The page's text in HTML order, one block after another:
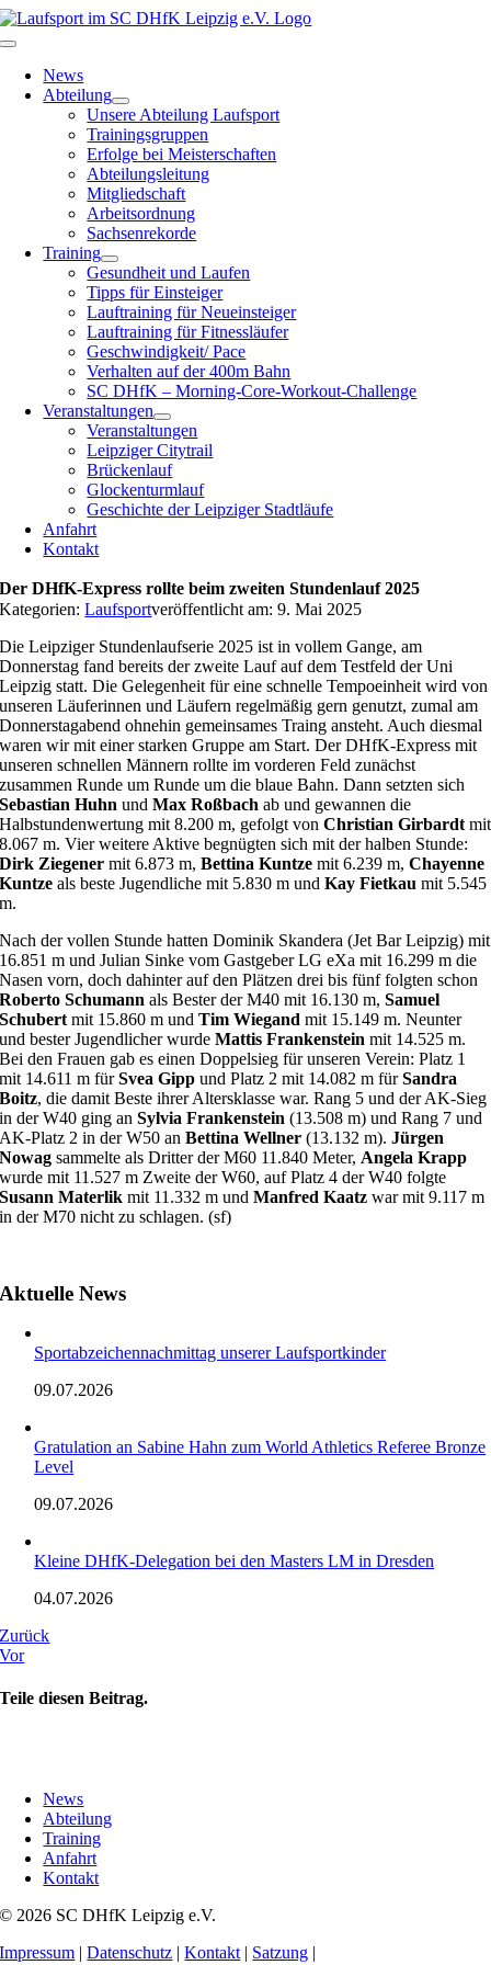
Zum
Inhalt
Toggle
Navigation
News
Abteilung
Unsere Abteilung Laufsport
Trainingsgruppen
Erfolge bei Meisterschaften
Abteilungsleitung
Mitgliedschaft
Arbeitsordnung
Sachsenrekorde
Training
Gesundheit und Laufen
Tipps für Einsteiger
Lauftraining für Neueinsteiger
Lauftraining für Fitnessläufer
Geschwindigkeit/ Pace
Verhalten auf der 400m Bahn
SC DHfK – Morning-Core-Workout-Challenge
Veranstaltungen
Veranstaltungen
Leipziger Citytrail
Brückenlauf
Glockenturmlauf
Geschichte der Leipziger Stadtläufe
Anfahrt
Kontakt
Der DHfK-Express rollte beim zweiten Stundenlauf 2025
Kategorien:Laufsportveröffentlicht am: 9. Mai 2025
Die Leipziger Stundenlaufserie 2025 ist in vollem Gange, am
Donnerstag fand bereits der zweite Lauf auf dem Testfeld der Uni
Leipzig statt. Die Gelegenheit für eine schnelle Tempoeinheit wird von
unseren Läuferinnen und Läufern regelmäßig gern genutzt, zumal am
Donnerstagabend ohnehin gemeinsames Traing ansteht. Auch diesmal
waren wir mit einer starken Gruppe am Start. Der DHfK-Express mit
unseren schnellen Männern rollte im vorderen Feld zunächst
zusammen Runde um Runde um die blaue Bahn. Dann setzten sich
Sebastian Huhn undMax Roßbach ab und gewannen die
Halbstundenwertung mit 8.200 m, gefolgt vonChristian Girbardt mit
8.067 m. Vier weitere Aktive begnügten sich mit der halben Stunde:
Dirk Ziegener mit 6.873 m,Bettina Kuntze mit 6.239 m,Chayenne
Kuntze als beste Jugendliche mit 5.830 m undKay Fietkau mit 5.545
m.
Nach der vollen Stunde hatten Dominik Skandera (Jet Bar Leipzig) mit
16.851 m und Julian Sinke vom Gastgeber LG eXa mit 16.299 m die
Nasen vorn, doch dahinter auf den Plätzen drei bis fünf folgten schon
Roberto Schumann als Bester der M40 mit 16.130 m,Samuel
Schubert mit 15.860 m undTim Wiegand mit 15.149 m. Neunter
und bester Jugendlicher wurdeMattis Frankenstein mit 14.525 m.
Bei den Frauen gab es einen Doppelsieg für unseren Verein: Platz 1
mit 14.611 m fürSvea Gipp und Platz 2 mit 14.082 m fürSandra
Boitz, die damit Beste ihrer Altersklasse war. Rang 5 und der AK-Sieg
in der W40 ging anSylvia Frankenstein (13.508 m) und Rang 7 und
AK-Platz 2 in der W50 anBettina Wellner (13.132 m).Jürgen
Nowag sammelte als Dritter der M60 11.840 Meter, Angela Krapp
wurde mit 11.527 m Zweite der W60, auf Platz 4 der W40 folgte
Susann Materlik mit 11.332 m undManfred Kaatz war mit 9.117 m
in der M70 nicht zu schlagen. (sf)
Aktuelle News
Sportabzeichennachmittag unserer Laufsportkinder
09.07.2026
Gratulation an Sabine Hahn zum World Athletics Referee Bronze
Level
09.07.2026
Kleine DHfK-Delegation bei den Masters LM in Dresden
04.07.2026
Zurück
Vor
Teile diesen Beitrag.
News
Abteilung
Training
Anfahrt
Kontakt
© 2026 SC DHfK Leipzig e.V.
Impressum |Datenschutz |Kontakt | Satzung |